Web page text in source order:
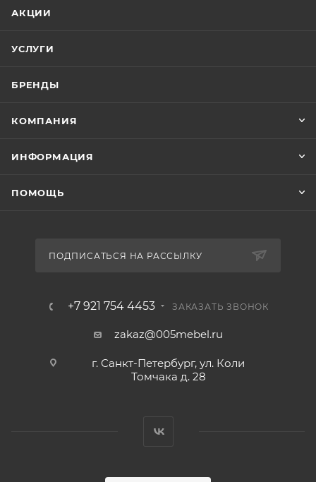
АКЦИИ
УСЛУГИ
БРЕНДЫ
КОМПАНИЯ
ИНФОРМАЦИЯ
ПОМОЩЬ
ПОДПИСАТЬСЯ НА РАССЫЛКУ
+7 921 754 4453 ЗАКАЗАТЬ ЗВОНОК
zakaz@005mebel.ru
г. Санкт-Петербург, ул. Коли
Томчака д. 28